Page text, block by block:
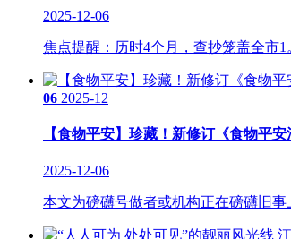
2025-12-06
焦点提醒：历时4个月，查抄笼盖全市
06 2025-12
【食物平安】珍藏！新修订《食物平安
2025-12-06
本文为磅礴号做者或机构正在磅礴旧